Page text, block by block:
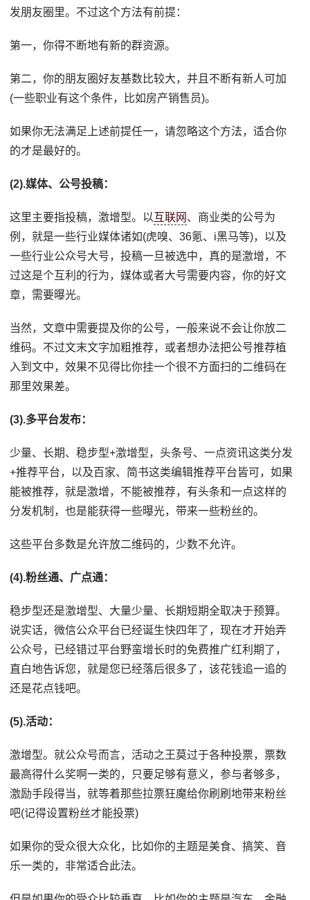
发朋友圈里。不过这个方法有前提：
第一，你得不断地有新的群资源。
第二，你的朋友圈好友基数比较大，并且不断有新人可加
(一些职业有这个条件，比如房产销售员)。
如果你无法满足上述前提任一，请忽略这个方法，适合你
的才是最好的。
(2).媒体、公号投稿：
这里主要指投稿，激增型。以互联网 、商业类的公号为
例，就是一些行业媒体诸如(虎嗅、36氪、i黑马等)，以及
一些行业公众号大号，投稿一旦被选中，真的是激增，不
过这是个互利的行为，媒体或者大号需要内容，你的好文
章，需要曝光。
当然，文章中需要提及你的公号，一般来说不会让你放二
维码。不过文末文字加粗推荐，或者想办法把公号推荐植
入到文中，效果不见得比你挂一个很不方面扫的二维码在
那里效果差。
(3).多平台发布：
少量、长期、稳步型+激增型，头条号、一点资讯这类分发
+推荐平台，以及百家、简书这类编辑推荐平台皆可，如果
能被推荐，就是激增，不能被推荐，有头条和一点这样的
分发机制，也是能获得一些曝光，带来一些粉丝的。
这些平台多数是允许放二维码的，少数不允许。
(4).粉丝通、广点通：
稳步型还是激增型、大量少量、长期短期全取决于预算。
说实话，微信公众平台已经诞生快四年了，现在才开始弄
公众号，已经错过平台野蛮增长时的免费推广红利期了，
直白地告诉您，就是您已经落后很多了，该花钱追一追的
还是花点钱吧。
(5).活动：
激增型。就公众号而言，活动之王莫过于各种投票，票数
最高得什么奖啊一类的，只要足够有意义，参与者够多，
激励手段得当，就等着那些拉票狂魔给你刷刷地带来粉丝
吧(记得设置粉丝才能投票)
如果你的受众很大众化，比如你的主题是美食、搞笑、音
乐一类的，非常适合此法。